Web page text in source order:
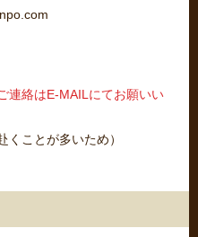
連絡はE-MAILにてお願いい
くことが多いため）